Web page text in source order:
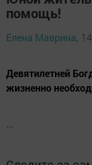
помощь!
Елена Маврина,
Девятилетней
жизненно
...